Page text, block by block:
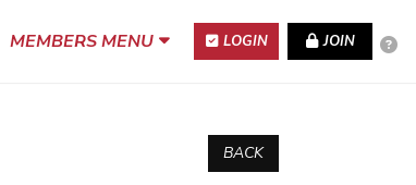
MEMBERS MENU LOGIN JOIN
BACK